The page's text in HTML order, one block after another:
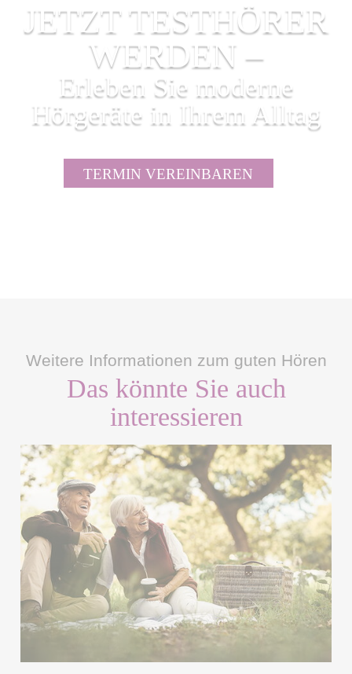
JETZT TESTHÖRER
WERDEN –
Erleben Sie moderne
Hörgeräte in Ihrem Alltag
TERMIN VEREINBAREN
Weitere Informationen zum guten Hören
Das könnte Sie auch
interessieren